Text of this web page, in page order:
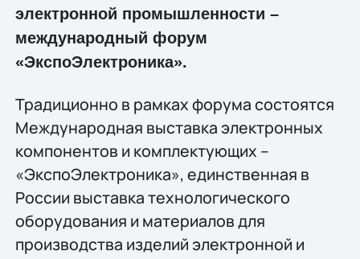
электронной промышленности –
международный форум
«ЭкспоЭлектроника».
Традиционно в рамках форума состоятся
Международная выставка электронных
компонентов и комплектующих –
«ЭкспоЭлектроника», единственная в
России выставка технологического
оборудования и материалов для
производства изделий электронной и